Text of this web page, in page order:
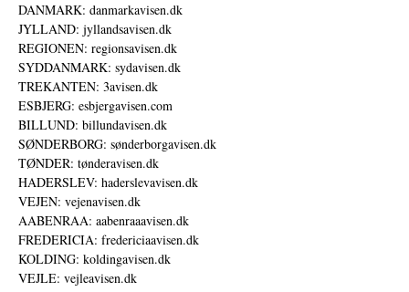
DANMARK: danmarkavisen.dk
JYLLAND: jyllandsavisen.dk
REGIONEN: regionsavisen.dk
SYDDANMARK: sydavisen.dk
TREKANTEN: 3avisen.dk
ESBJERG: esbjergavisen.com
BILLUND: billundavisen.dk
SØNDERBORG: sønderborgavisen.dk
TØNDER: tønderavisen.dk
HADERSLEV: haderslevavisen.dk
VEJEN: vejenavisen.dk
AABENRAA: aabenraaavisen.dk
FREDERICIA: fredericiaavisen.dk
KOLDING: koldingavisen.dk
VEJLE: vejleavisen.dk